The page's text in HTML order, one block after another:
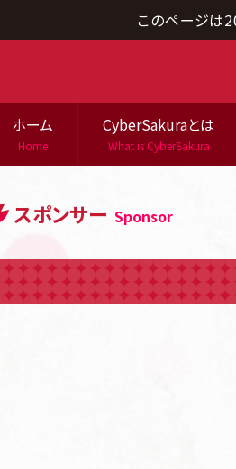
このページは
ホーム
Home
CyberSakuraとは
What is CyberSakura
スポンサー Sponsor